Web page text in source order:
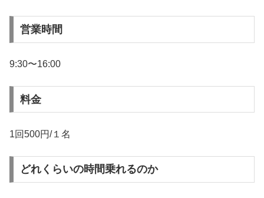
営業時間
9:30〜16:00
料金
1回500円/１名
どれくらいの時間乗れるのか